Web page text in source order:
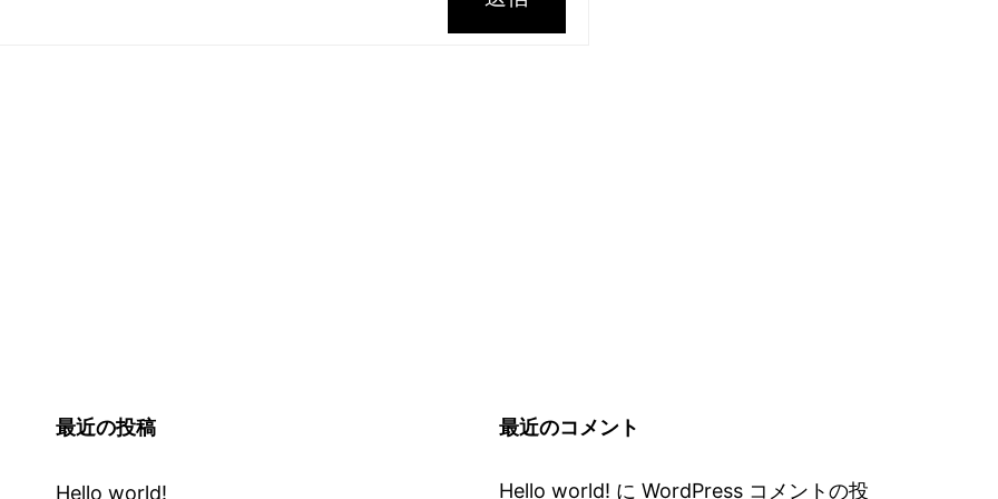
最近の投稿
Hello world!
最近のコメント
Hello world! に WordPress コメントの投